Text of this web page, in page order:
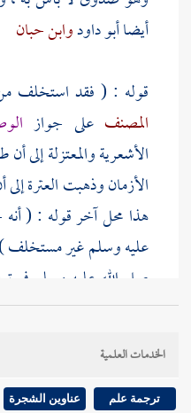
أيضاأبو داودوابن حبان
قوله : ( فقد استخلف
المصنفعلى جواز
الأشعرية والمعتزلة إلى
الأزمان وذهبت العترة
هذا محل آخر قوله : (
عليه وسلم غير مستخلف )
صلى الله عليه وسلم في
بأبي بكروإن كان الكل[
الاقتداء برسول الله صلى
من الاقتداء
بن زمعة. . . إلخ ) سيأتي
الخدمات العلمية
ترجمة علم عناوين الشجرة